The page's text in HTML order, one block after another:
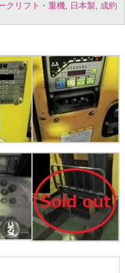
クリフト・重機, 日本製, 成約